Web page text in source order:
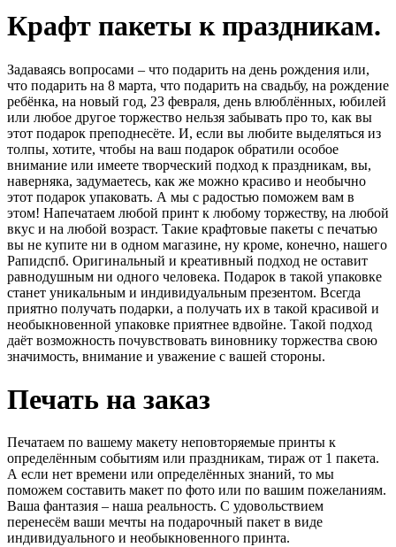
Крафт пакеты к праздникам.
Задаваясь вопросами – что подарить на день рождения или,
что подарить на 8 марта, что подарить на свадьбу, на рождение
ребёнка, на новый год, 23 февраля, день влюблённых, юбилей
или любое другое торжество нельзя забывать про то, как вы
этот подарок преподнесёте. И, если вы любите выделяться из
толпы, хотите, чтобы на ваш подарок обратили особое
внимание или имеете творческий подход к праздникам, вы,
наверняка, задумаетесь, как же можно красиво и необычно
этот подарок упаковать. А мы с радостью поможем вам в
этом! Напечатаем любой принт к любому торжеству, на любой
вкус и на любой возраст. Такие крафтовые пакеты с печатью
вы не купите ни в одном магазине, ну кроме, конечно, нашего
Рапидспб. Оригинальный и креативный подход не оставит
равнодушным ни одного человека. Подарок в такой упаковке
станет уникальным и индивидуальным презентом. Всегда
приятно получать подарки, а получать их в такой красивой и
необыкновенной упаковке приятнее вдвойне. Такой подход
даёт возможность почувствовать виновнику торжества свою
значимость, внимание и уважение с вашей стороны.
Печать на заказ
Печатаем по вашему макету неповторяемые принты к
определённым событиям или праздникам, тираж от 1 пакета.
А если нет времени или определённых знаний, то мы
поможем составить макет по фото или по вашим пожеланиям.
Ваша фантазия – наша реальность. С удовольствием
перенесём ваши мечты на подарочный пакет в виде
индивидуального и необыкновенного принта.